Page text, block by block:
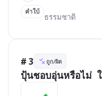
คำใบ้
ธรรมชาติ
# 3 ถูก/ผิด
ปุ้นชอบอุ่นหรือไม่